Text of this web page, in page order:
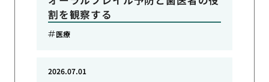
割を観察する
医療
2026.07.01